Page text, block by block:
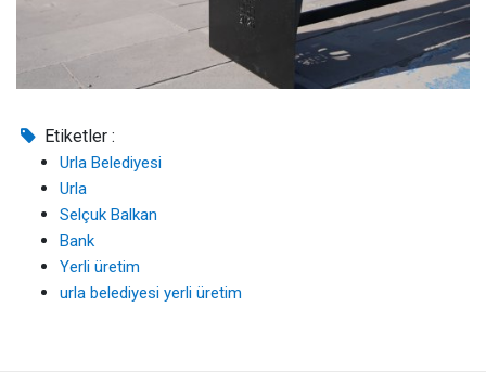
Etiketler :
Urla Belediyesi
Urla
Selçuk Balkan
Bank
Yerli üretim
urla belediyesi yerli üretim